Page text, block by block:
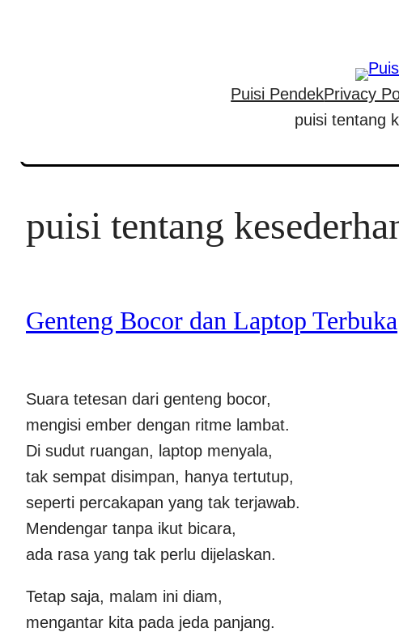
Puisi PendekPrivacy
puisi tentang
puisi tentang
Genteng Bocor dan Laptop Terbuka
Suara tetesan dari genteng bocor,
mengisi ember dengan ritme lambat.
Di sudut ruangan, laptop menyala,
tak sempat disimpan, hanya tertutup,
seperti percakapan yang tak terjawab.
Mendengar tanpa ikut bicara,
ada rasa yang tak perlu dijelaskan.
Tetap saja, malam ini diam,
mengantar kita pada jeda panjang.